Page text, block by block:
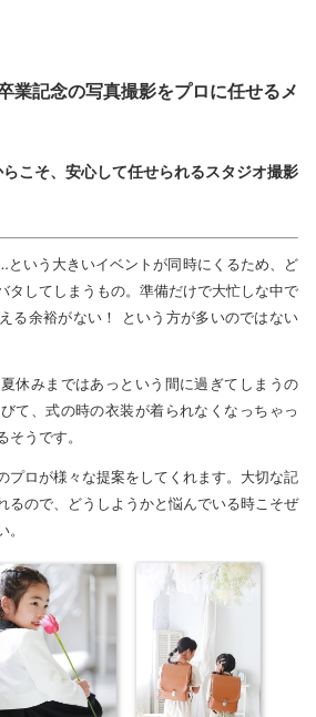
業記念の写真撮影をプロに任せるメ
こそ、安心して任せられるスタジオ撮影
いう大きいイベントが同時にくるため、ど
タしてしまうもの。準備だけで大忙しな中で
る余裕がない！ という方が多いのではない
休みまではあっという間に過ぎてしまうの
て、式の時の衣装が着られなくなっちゃっ
そうです。
プロが様々な提案をしてくれます。大切な記
るので、どうしようかと悩んでいる時こそぜ
。